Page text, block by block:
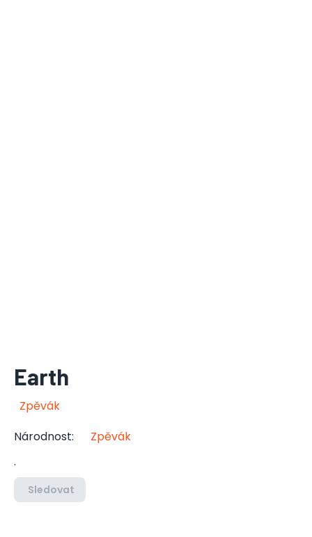
Earth
Zpěvák
Národnost:
Zpěvák
.
Sledovat